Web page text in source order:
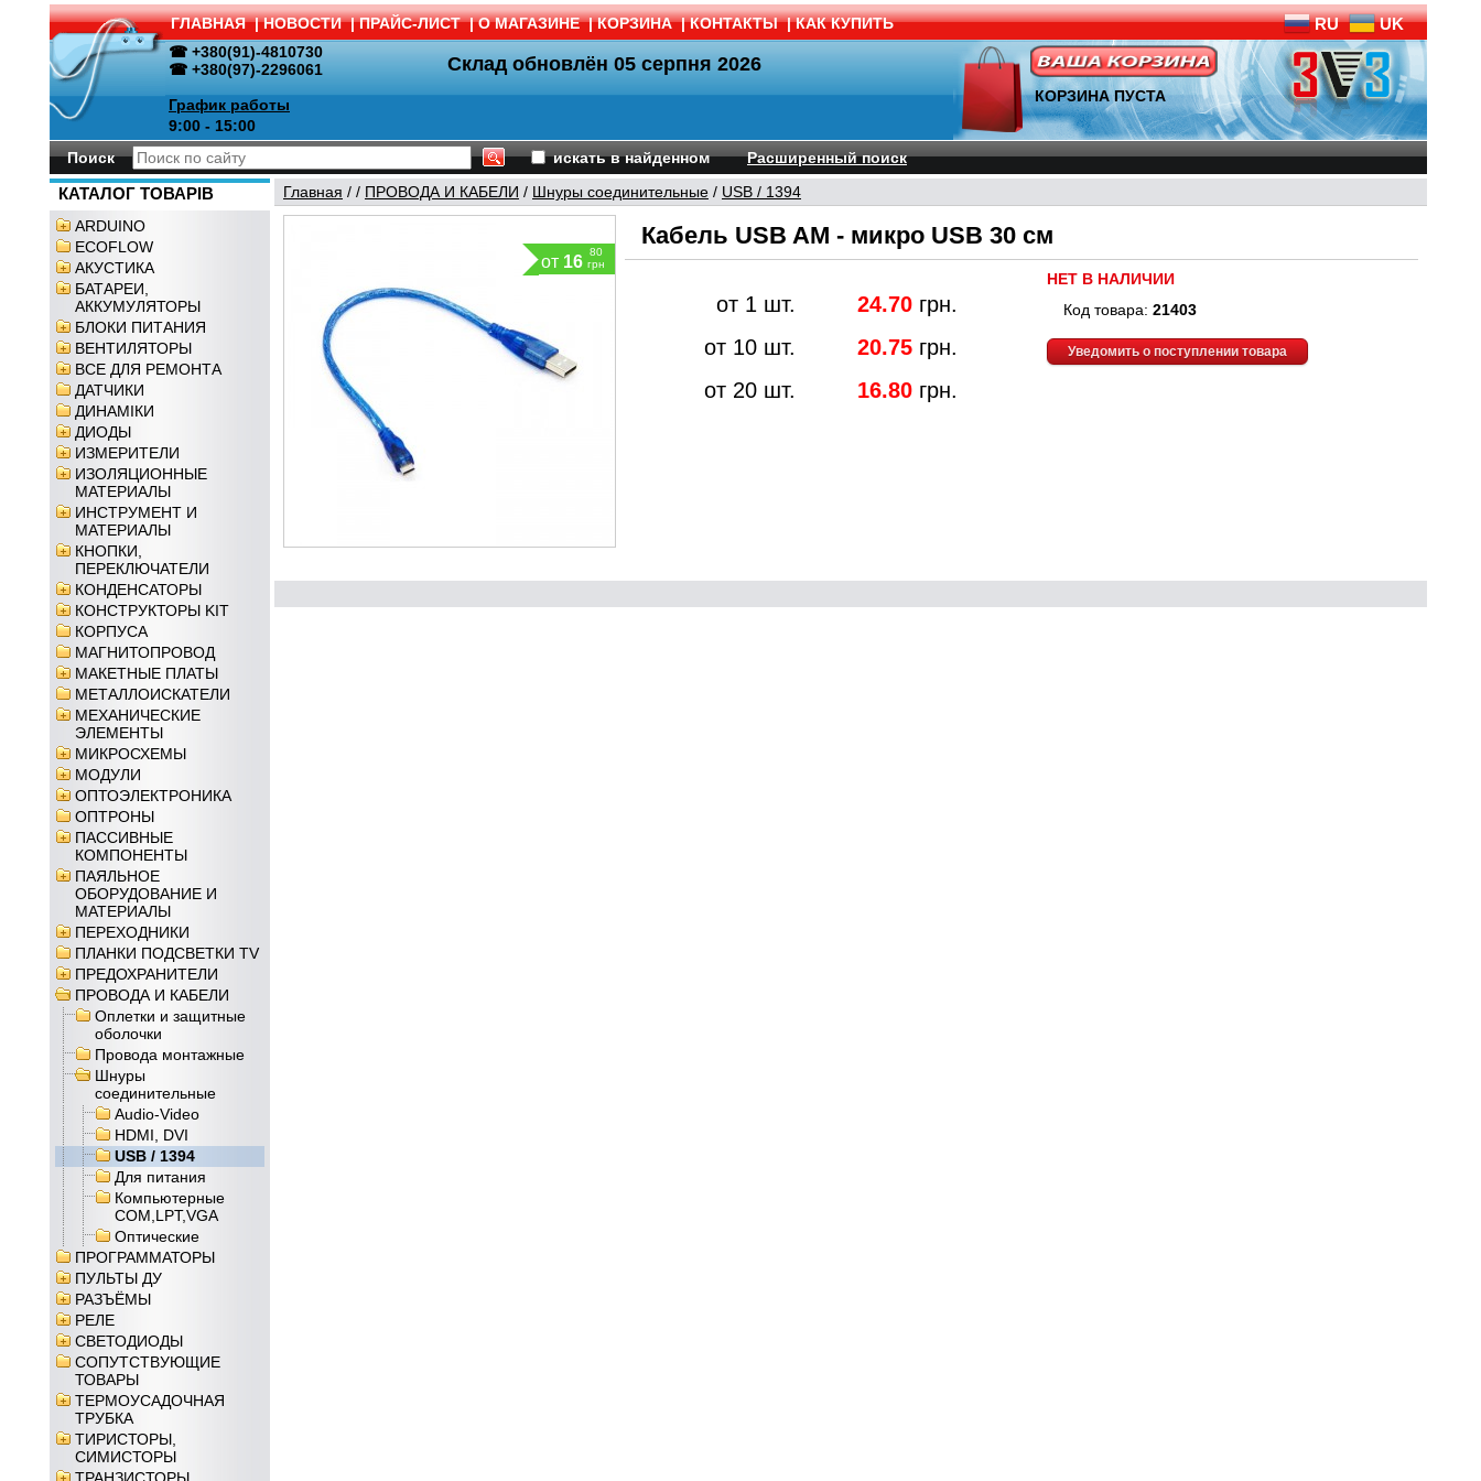
ГЛАВНАЯ | НОВОСТИ | ПРАЙС-ЛИСТ | О МАГАЗИНЕ | КОРЗИНА | КОНТАКТЫ | КАК КУПИТЬ RU UK
☎ +380(91)-4810730
☎ +380(97)-2296061
График работы
9:00 - 15:00
Склад обновлён 05 серпня 2026
КОРЗИНА ПУСТА
Поиск искать в найденном Расширенный поиск
КАТАЛОГ ТОВАРІВ
ARDUINO
ECOFLOW
АКУСТИКА
БАТАРЕИ,
АККУМУЛЯТОРЫ
БЛОКИ ПИТАНИЯ
ВЕНТИЛЯТОРЫ
ВСЕ ДЛЯ РЕМОНТА
ДАТЧИКИ
ДИНАМІКИ
ДИОДЫ
ИЗМЕРИТЕЛИ
ИЗОЛЯЦИОННЫЕ
МАТЕРИАЛЫ
ИНСТРУМЕНТ И
МАТЕРИАЛЫ
КНОПКИ,
ПЕРЕКЛЮЧАТЕЛИ
КОНДЕНСАТОРЫ
КОНСТРУКТОРЫ KIT
КОРПУСА
МАГНИТОПРОВОД
МАКЕТНЫЕ ПЛАТЫ
МЕТАЛЛОИСКАТЕЛИ
МЕХАНИЧЕСКИЕ
ЭЛЕМЕНТЫ
МИКРОСХЕМЫ
МОДУЛИ
ОПТОЭЛЕКТРОНИКА
ОПТРОНЫ
ПАССИВНЫЕ
КОМПОНЕНТЫ
ПАЯЛЬНОЕ
ОБОРУДОВАНИЕ И
МАТЕРИАЛЫ
ПЕРЕХОДНИКИ
ПЛАНКИ ПОДСВЕТКИ TV
ПРЕДОХРАНИТЕЛИ
ПРОВОДА И КАБЕЛИ
Оплетки и защитные
оболочки
Провода монтажные
Шнуры
соединительные
Audio-Video
HDMI, DVI
USB / 1394
Для питания
Компьютерные
COM,LPT,VGA
Оптические
ПРОГРАММАТОРЫ
ПУЛЬТЫ ДУ
РАЗЪЁМЫ
РЕЛЕ
СВЕТОДИОДЫ
СОПУТСТВУЮЩИЕ
ТОВАРЫ
ТЕРМОУСАДОЧНАЯ
ТРУБКА
ТИРИСТОРЫ,
СИМИСТОРЫ
Главная / / ПРОВОДА И КАБЕЛИ / Шнуры соединительные / USB / 1394
от 16
80
грн
Кабель USB AM - микро USB 30 см
от 1 шт. 24.70 грн.
от 10 шт.
20.75 грн.
от 20 шт.
16.80 грн.
НЕТ В НАЛИЧИИ
Код товара: 21403
Уведомить о поступлении товара